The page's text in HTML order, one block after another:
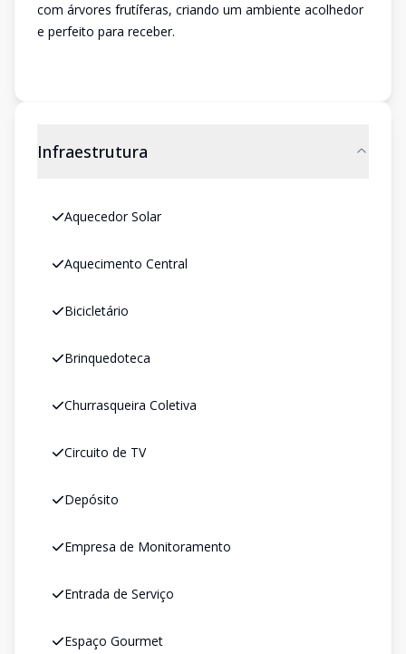
com árvores frutíferas, criando um ambiente acolhedor
e perfeito para receber.
Infraestrutura
Aquecedor Solar
Aquecimento Central
Bicicletário
Brinquedoteca
Churrasqueira Coletiva
Circuito de TV
Depósito
Empresa de Monitoramento
Entrada de Serviço
Espaço Gourmet